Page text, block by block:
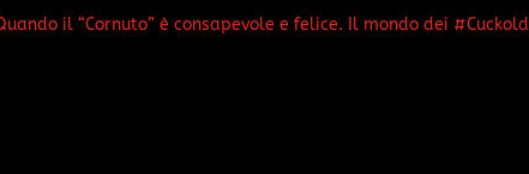
il “Cornuto” è consapevole e felice. Il mondo dei #Cuckold